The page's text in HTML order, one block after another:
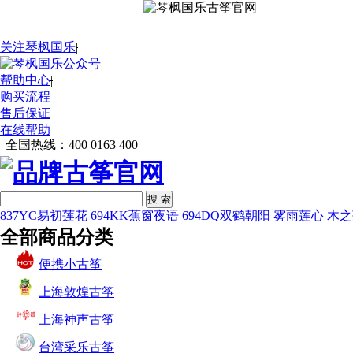
关注琴枫国乐|
帮助中心|
购买流程
售后保证
在线帮助
全国热线： 400 0163 400
搜 索
837YC易初莲花 694KK蕉窗夜语 694DQ双鹤朝阳 雾雨莲心 木
全部商品分类
便携小古筝
上海敦煌古筝
上海神声古筝
台湾采乐古筝